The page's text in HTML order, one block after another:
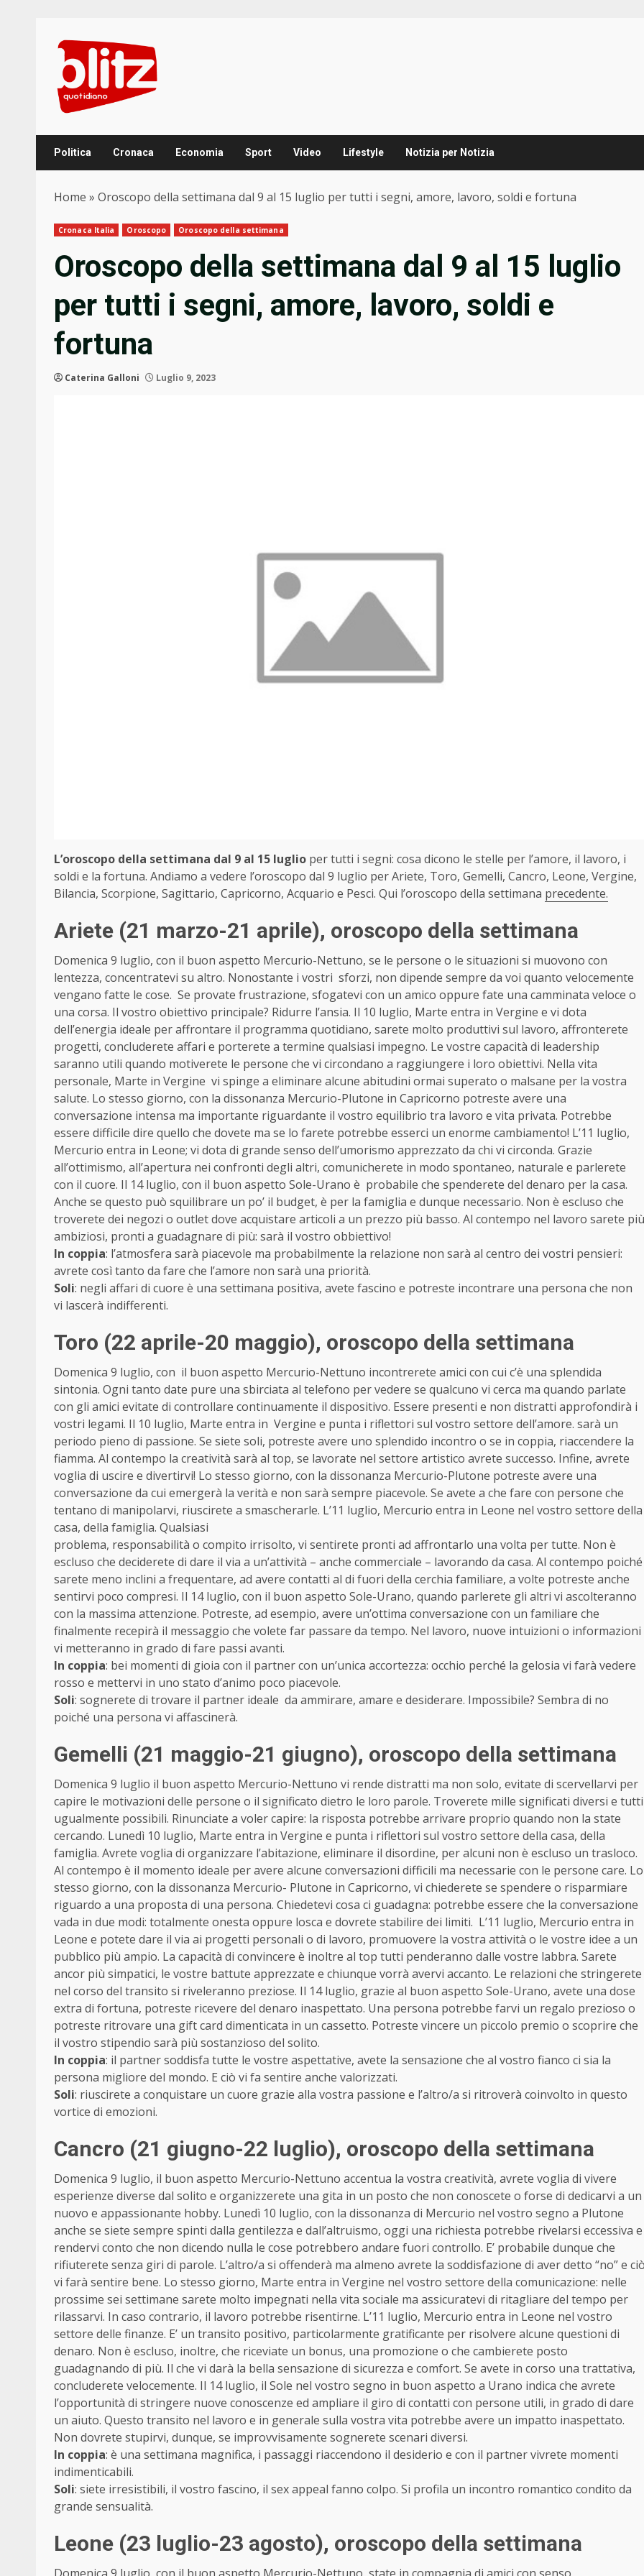
content
Politica Cronaca Economia Sport Video Lifestyle Notizia per Notizia
Home » Oroscopo della settimana dal 9 al 15 luglio per tutti i segni, amore, lavoro, soldi e fortuna
Cronaca Italia Oroscopo Oroscopo della settimana
Oroscopo della settimana dal 9 al 15 luglio
per tutti i segni, amore, lavoro, soldi e
fortuna
Caterina Galloni Luglio 9, 2023
L’oroscopo della settimana dal 9 al 15 luglio per tutti i segni: cosa dicono le stelle per l’amore, il lavoro, i
soldi e la fortuna. Andiamo a vedere l’oroscopo dal 9 luglio per Ariete, Toro, Gemelli, Cancro, Leone, Vergine,
Bilancia, Scorpione, Sagittario, Capricorno, Acquario e Pesci. Qui l’oroscopo della settimana precedente.
Ariete (21 marzo-21 aprile), oroscopo della settimana
Domenica 9 luglio, con il buon aspetto Mercurio-Nettuno, se le persone o le situazioni si muovono con
lentezza, concentratevi su altro. Nonostante i vostri sforzi, non dipende sempre da voi quanto velocemente
vengano fatte le cose. Se provate frustrazione, sfogatevi con un amico oppure fate una camminata veloce o
una corsa. Il vostro obiettivo principale? Ridurre l’ansia. Il 10 luglio, Marte entra in Vergine e vi dota
dell’energia ideale per affrontare il programma quotidiano, sarete molto produttivi sul lavoro, affronterete
progetti, concluderete affari e porterete a termine qualsiasi impegno. Le vostre capacità di leadership
saranno utili quando motiverete le persone che vi circondano a raggiungere i loro obiettivi. Nella vita
personale, Marte in Vergine vi spinge a eliminare alcune abitudini ormai superato o malsane per la vostra
salute. Lo stesso giorno, con la dissonanza Mercurio-Plutone in Capricorno potreste avere una
conversazione intensa ma importante riguardante il vostro equilibrio tra lavoro e vita privata. Potrebbe
essere difficile dire quello che dovete ma se lo farete potrebbe esserci un enorme cambiamento! L’11 luglio,
Mercurio entra in Leone; vi dota di grande senso dell’umorismo apprezzato da chi vi circonda. Grazie
all’ottimismo, all’apertura nei confronti degli altri, comunicherete in modo spontaneo, naturale e parlerete
con il cuore. Il 14 luglio, con il buon aspetto Sole-Urano è probabile che spenderete del denaro per la casa.
Anche se questo può squilibrare un po’ il budget, è per la famiglia e dunque necessario. Non è escluso che
troverete dei negozi o outlet dove acquistare articoli a un prezzo più basso. Al contempo nel lavoro sarete più
ambiziosi, pronti a guadagnare di più: sarà il vostro obbiettivo!
In coppia: l’atmosfera sarà piacevole ma probabilmente la relazione non sarà al centro dei vostri pensieri:
avrete così tanto da fare che l’amore non sarà una priorità.
Soli: negli affari di cuore è una settimana positiva, avete fascino e potreste incontrare una persona che non
vi lascerà indifferenti.
Toro (22 aprile-20 maggio), oroscopo della settimana
Domenica 9 luglio, con il buon aspetto Mercurio-Nettuno incontrerete amici con cui c’è una splendida
sintonia. Ogni tanto date pure una sbirciata al telefono per vedere se qualcuno vi cerca ma quando parlate
con gli amici evitate di controllare continuamente il dispositivo. Essere presenti e non distratti approfondirà i
vostri legami. Il 10 luglio, Marte entra in Vergine e punta i riflettori sul vostro settore dell’amore. sarà un
periodo pieno di passione. Se siete soli, potreste avere uno splendido incontro o se in coppia, riaccendere la
fiamma. Al contempo la creatività sarà al top, se lavorate nel settore artistico avrete successo. Infine, avrete
voglia di uscire e divertirvi! Lo stesso giorno, con la dissonanza Mercurio-Plutone potreste avere una
conversazione da cui emergerà la verità e non sarà sempre piacevole. Se avete a che fare con persone che
tentano di manipolarvi, riuscirete a smascherarle. L’11 luglio, Mercurio entra in Leone nel vostro settore della
casa, della famiglia. Qualsiasi
problema, responsabilità o compito irrisolto, vi sentirete pronti ad affrontarlo una volta per tutte. Non è
escluso che deciderete di dare il via a un’attività – anche commerciale – lavorando da casa. Al contempo poiché
sarete meno inclini a frequentare, ad avere contatti al di fuori della cerchia familiare, a volte potreste anche
sentirvi poco compresi. Il 14 luglio, con il buon aspetto Sole-Urano, quando parlerete gli altri vi ascolteranno
con la massima attenzione. Potreste, ad esempio, avere un’ottima conversazione con un familiare che
finalmente recepirà il messaggio che volete far passare da tempo. Nel lavoro, nuove intuizioni o informazioni
vi metteranno in grado di fare passi avanti.
In coppia: bei momenti di gioia con il partner con un’unica accortezza: occhio perché la gelosia vi farà vedere
rosso e mettervi in uno stato d’animo poco piacevole.
Soli: sognerete di trovare il partner ideale da ammirare, amare e desiderare. Impossibile? Sembra di no
poiché una persona vi affascinerà.
Gemelli (21 maggio-21 giugno), oroscopo della settimana
Domenica 9 luglio il buon aspetto Mercurio-Nettuno vi rende distratti ma non solo, evitate di scervellarvi per
capire le motivazioni delle persone o il significato dietro le loro parole. Troverete mille significati diversi e tutti
ugualmente possibili. Rinunciate a voler capire: la risposta potrebbe arrivare proprio quando non la state
cercando. Lunedì 10 luglio, Marte entra in Vergine e punta i riflettori sul vostro settore della casa, della
famiglia. Avrete voglia di organizzare l’abitazione, eliminare il disordine, per alcuni non è escluso un trasloco.
Al contempo è il momento ideale per avere alcune conversazioni difficili ma necessarie con le persone care. Lo
stesso giorno, con la dissonanza Mercurio- Plutone in Capricorno, vi chiederete se spendere o risparmiare
riguardo a una proposta di una persona. Chiedetevi cosa ci guadagna: potrebbe essere che la conversazione
vada in due modi: totalmente onesta oppure losca e dovrete stabilire dei limiti. L’11 luglio, Mercurio entra in
Leone e potete dare il via ai progetti personali o di lavoro, promuovere la vostra attività o le vostre idee a un
pubblico più ampio. La capacità di convincere è inoltre al top tutti penderanno dalle vostre labbra. Sarete
ancor più simpatici, le vostre battute apprezzate e chiunque vorrà avervi accanto. Le relazioni che stringerete
nel corso del transito si riveleranno preziose. Il 14 luglio, grazie al buon aspetto Sole-Urano, avete una dose
extra di fortuna, potreste ricevere del denaro inaspettato. Una persona potrebbe farvi un regalo prezioso o
potreste ritrovare una gift card dimenticata in un cassetto. Potreste vincere un piccolo premio o scoprire che
il vostro stipendio sarà più sostanzioso del solito.
In coppia: il partner soddisfa tutte le vostre aspettative, avete la sensazione che al vostro fianco ci sia la
persona migliore del mondo. E ciò vi fa sentire anche valorizzati.
Soli: riuscirete a conquistare un cuore grazie alla vostra passione e l’altro/a si ritroverà coinvolto in questo
vortice di emozioni.
Cancro (21 giugno-22 luglio), oroscopo della settimana
Domenica 9 luglio, il buon aspetto Mercurio-Nettuno accentua la vostra creatività, avrete voglia di vivere
esperienze diverse dal solito e organizzerete una gita in un posto che non conoscete o forse di dedicarvi a un
nuovo e appassionante hobby. Lunedì 10 luglio, con la dissonanza di Mercurio nel vostro segno a Plutone
anche se siete sempre spinti dalla gentilezza e dall’altruismo, oggi una richiesta potrebbe rivelarsi eccessiva e
rendervi conto che non dicendo nulla le cose potrebbero andare fuori controllo. E’ probabile dunque che
rifiuterete senza giri di parole. L’altro/a si offenderà ma almeno avrete la soddisfazione di aver detto “no” e
vi farà sentire bene. Lo stesso giorno, Marte entra in Vergine nel vostro settore della comunicazione: nelle
prossime sei settimane sarete molto impegnati nella vita sociale ma assicuratevi di ritagliare del tempo per
rilassarvi. In caso contrario, il lavoro potrebbe risentirne. L’11 luglio, Mercurio entra in Leone nel vostro
settore delle finanze. E’ un transito positivo, particolarmente gratificante per risolvere alcune questioni di
denaro. Non è escluso, inoltre, che riceviate un bonus, una promozione o che cambierete posto
guadagnando di più. Il che vi darà la bella sensazione di sicurezza e comfort. Se avete in corso una trattativa,
concluderete velocemente. Il 14 luglio, il Sole nel vostro segno in buon aspetto a Urano indica che avrete
l’opportunità di stringere nuove conoscenze ed ampliare il giro di contatti con persone utili, in grado di dare
un aiuto. Questo transito nel lavoro e in generale sulla vostra vita potrebbe avere un impatto inaspettato.
Non dovrete stupirvi, dunque, se improvvisamente sognerete scenari diversi.
In coppia: è una settimana magnifica, i passaggi riaccendono il desiderio e con il partner vivrete momenti
indimenticabili.
Soli: siete irresistibili, il vostro fascino, il sex appeal fanno colpo. Si profila un incontro romantico condito da
grande sensualità.
Leone (23 luglio-23 agosto), oroscopo della settimana
Domenica 9 luglio, con il buon aspetto Mercurio-Nettuno, state in compagnia di amici con senso